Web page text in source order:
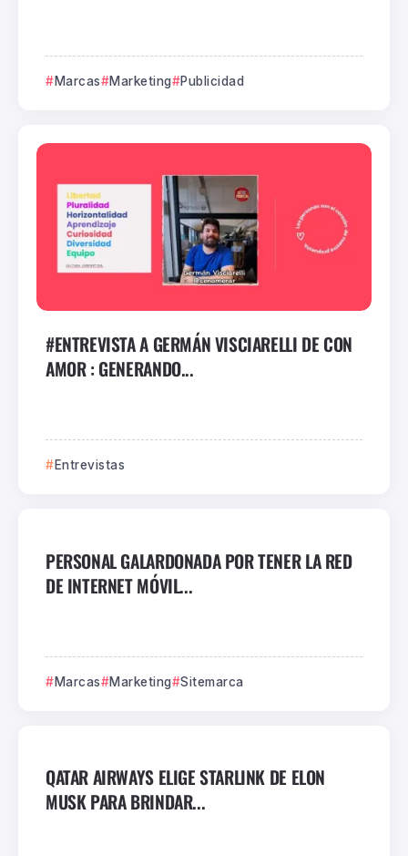
Marcas Marketing Publicidad
#ENTREVISTA A GERMÁN VISCIARELLI DE CON
AMOR : GENERANDO...
Entrevistas
PERSONAL GALARDONADA POR TENER LA RED
DE INTERNET MÓVIL...
Marcas Marketing Sitemarca
QATAR AIRWAYS ELIGE STARLINK DE ELON
MUSK PARA BRINDAR...